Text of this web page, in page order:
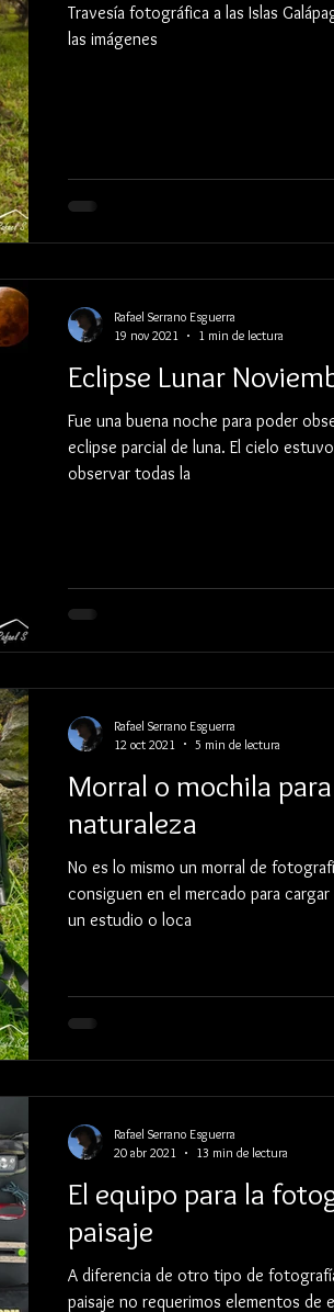
Travesía fotográfica a las Islas
las imágenes
Eclipse Lunar
Fue una buena noche para poder
eclipse parcial de luna. El cielo
observar todas la
Rafael Serrano Esguerra
19 nov 2021
1 min de lectura
Morral o mochila
naturaleza
No es lo mismo un morral de
consiguen en el mercado para
un estudio o loca
Rafael Serrano Esguerra
12 oct 2021
5 min de lectura
El equipo para la
paisaje
A diferencia de otro tipo de
paisaje no requerimos elementos de estudio,
Rafael Serrano Esguerra
20 abr 2021
13 min de lectura